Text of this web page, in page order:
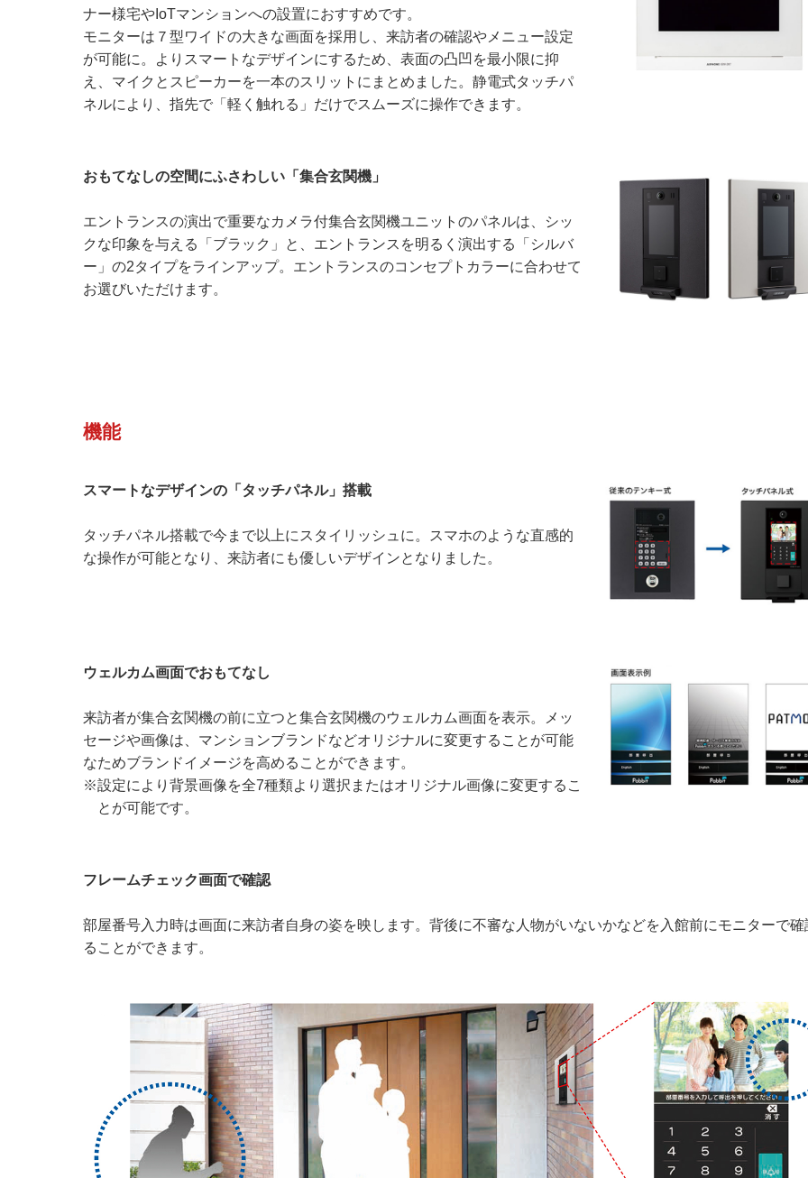
ナー様宅やIoTマンションへの設置におすすめです。
モニターは７型ワイドの大きな画面を採用し、来訪者の確認やメニュー設定
が可能に。よりスマートなデザインにするため、表面の凸凹を最小限に抑
え、マイクとスピーカーを一本のスリットにまとめました。静電式タッチパ
ネルにより、指先で「軽く触れる」だけでスムーズに操作できます。
おもてなしの空間にふさわしい「集合玄関機」
エントランスの演出で重要なカメラ付集合玄関機ユニットのパネルは、シッ
クな印象を与える「ブラック」と、エントランスを明るく演出する「シルバ
ー」の2タイプをラインアップ。エントランスのコンセプトカラーに合わせて
お選びいただけます。
機能
スマートなデザインの「タッチパネル」搭載
タッチパネル搭載で今まで以上にスタイリッシュに。スマホのような直感的
な操作が可能となり、来訪者にも優しいデザインとなりました。
ウェルカム画面でおもてなし
来訪者が集合玄関機の前に立つと集合玄関機のウェルカム画面を表示。メッ
セージや画像は、マンションブランドなどオリジナルに変更することが可能
なためブランドイメージを高めることができます。
※設定により背景画像を全7種類より選択またはオリジナル画像に変更するこ
とが可能です。
フレームチェック画面で確認
部屋番号入力時は画面に来訪者自身の姿を映します。背後に不審な人物がいないかなどを入館前にモニターで確
ることができます。